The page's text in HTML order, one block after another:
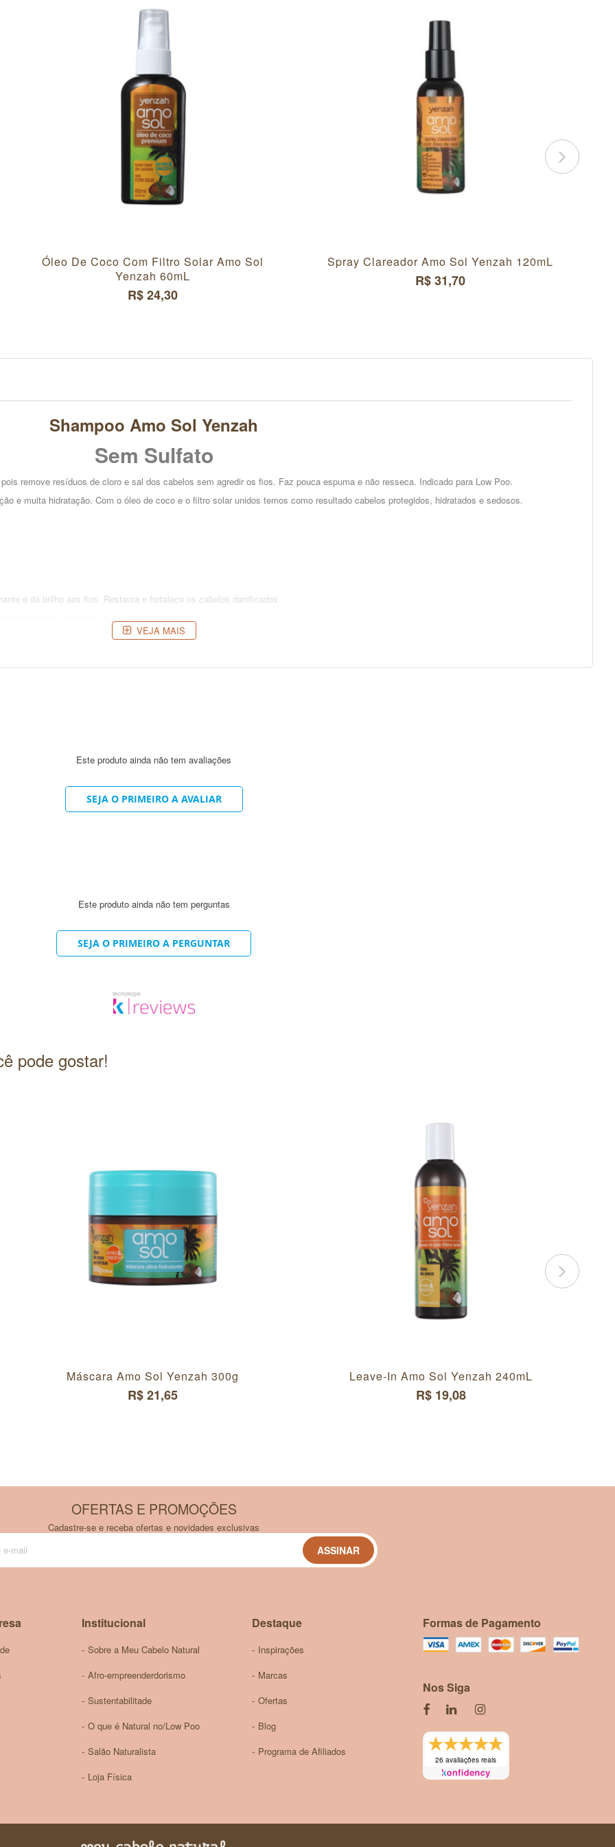
Óleo De Coco Com Filtro Solar Amo Sol
Yenzah 60mL
R$ 24,30
Spray Clareador Amo Sol Yenzah 120mL
R$ 31,70
Shampoo Amo Sol Yenzah
Sem Sulfato
remove resíduos de cloro e sal dos cabelos sem agredir os fios. Faz pouca espuma e não resseca. Indicado para Low Poo.
e muita hidratação. Com o óleo de coco e o filtro solar unidos temos como resultado cabelos protegidos, hidratados e sedosos.
e dá brilho aos fios. Restaura e fortalece os cabelos danificados.
ingredientes de origem animal e sal*.
Dea, Decyl Glucoside, Parfum, PEG-90M, PEG-120, Methyl Glucose Dioleate, Macadamia Ternifolia Seed Oil, Cocos Nucifera Oil, Citric
Methylchloroisothiazolinone and Methylisothiazolinone, BHT. Sem Sal*
VEJA MAIS
Este produto ainda não tem avaliações
SEJA O PRIMEIRO A AVALIAR
Este produto ainda não tem perguntas
SEJA O PRIMEIRO A PERGUNTAR
pode gostar!
Máscara Amo Sol Yenzah 300g
R$ 21,65
Leave-In Amo Sol Yenzah 240mL
R$ 19,08
OFERTAS E PROMOÇÕES
Cadastre-se e receba ofertas e novidades exclusivas
ASSINAR
Institucional
Sobre a Meu Cabelo Natural
Afro-empreenderdorismo
Sustentabilitade
O que é Natural no/Low Poo
Salão Naturalista
Loja Física
Destaque
Inspirações
Marcas
Ofertas
Blog
Programa de Afiliados
Formas de Pagamento
Nos Siga
26 avaliações reais